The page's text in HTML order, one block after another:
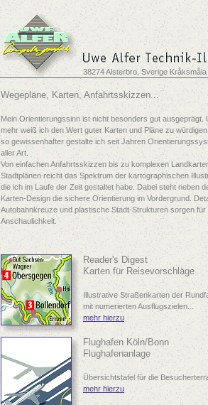
38274 Alsterbro, Sverige
Wegepläne, Karten, Anfahrtsskizzen...
Mein Orientierungssinn ist nicht besonders gut ausgeprägt.
mehr weiß ich den Wert guter Karten und Pläne zu
so gewissenhafter gestalte ich seit Jahren
aller Art.
Von einfachen Anfahrtsskizzen bis zu komplexen
Stadtplänen reicht das Spektrum der kartographischen
die ich im Laufe der Zeit gestaltet habe. Dabei steht neben
Karten-Design die sichere Orientierung im Vordergrund.
Autobahnkreuze und plastische Stadt-Strukturen sorgen für
Anschaulichkeit.
Reader's Digest
Karten für Reisevorschläge
Illustrative Straßenkarten der
mit numerierten Ausflugszielen...
mehr hierzu
Flughafen Köln/Bonn
Flughafenanlage
Übersichtstafel für die
mehr hierzu